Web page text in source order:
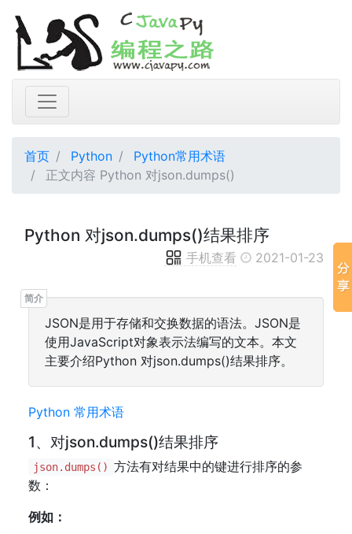
首页 Python
Python常用术语
正文内容 Python 对json.dumps()
Python 对json.dumps()结果排序
手机查看 2021-01-23
JSON是用于存储和交换数据的语法。JSON是
使用JavaScript对象表示法编写的文本。本文
主要介绍Python 对json.dumps()结果排序。
Python 常用术语
1、对json.dumps()结果排序
json.dumps() 方法有对结果中的键进行排序的参
数：
例如：